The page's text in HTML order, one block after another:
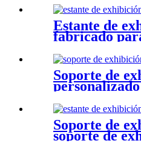
acrílico de
requisitos
Estante de
fabricado
de bolsos al
Soporte de
Soporte de
acrílico
Soporte de
soporte de